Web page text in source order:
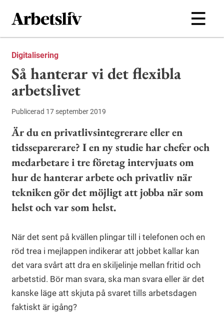
Hoppa till huvudinnehållet
Digitalisering
Så hanterar vi det flexibla
arbetslivet
Publicerad 17 september 2019
Är du en privatlivsintegrerare eller en
tidsseparerare? I en ny studie har chefer och
medarbetare i tre företag intervjuats om
hur de hanterar arbete och privatliv när
tekniken gör det möjligt att jobba när som
helst och var som helst.
När det sent på kvällen plingar till i telefonen och en
röd trea i mejlappen indikerar att jobbet kallar kan
det vara svårt att dra en skiljelinje mellan fritid och
arbetstid. Bör man svara, ska man svara eller är det
kanske läge att skjuta på svaret tills arbetsdagen
faktiskt är igång?